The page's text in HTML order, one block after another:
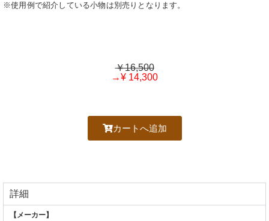
※使用例で紹介している小物は別売りとなります。
￥16,500
→¥ 14,300
カートへ追加
詳細
【メーカー】